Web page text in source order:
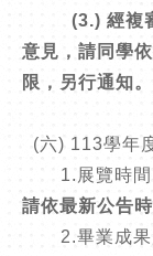
(3.) 經複
意見，請同學
限，另行通知。
(六) 113學年
1.展覽時間
請依最新公告
2.畢業成果